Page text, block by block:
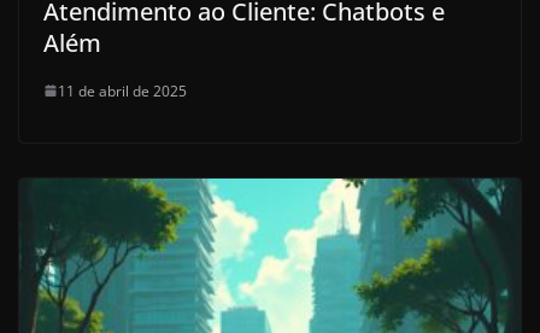
Atendimento ao Cliente: Chatbots e
Além
11 de abril de 2025